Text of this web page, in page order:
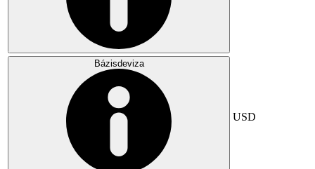
Bázisdeviza
USD